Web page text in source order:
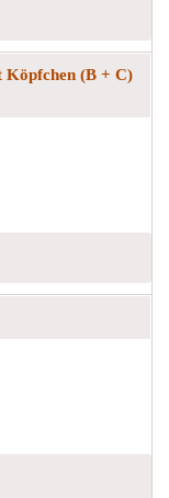
Köpfchen (B + C)